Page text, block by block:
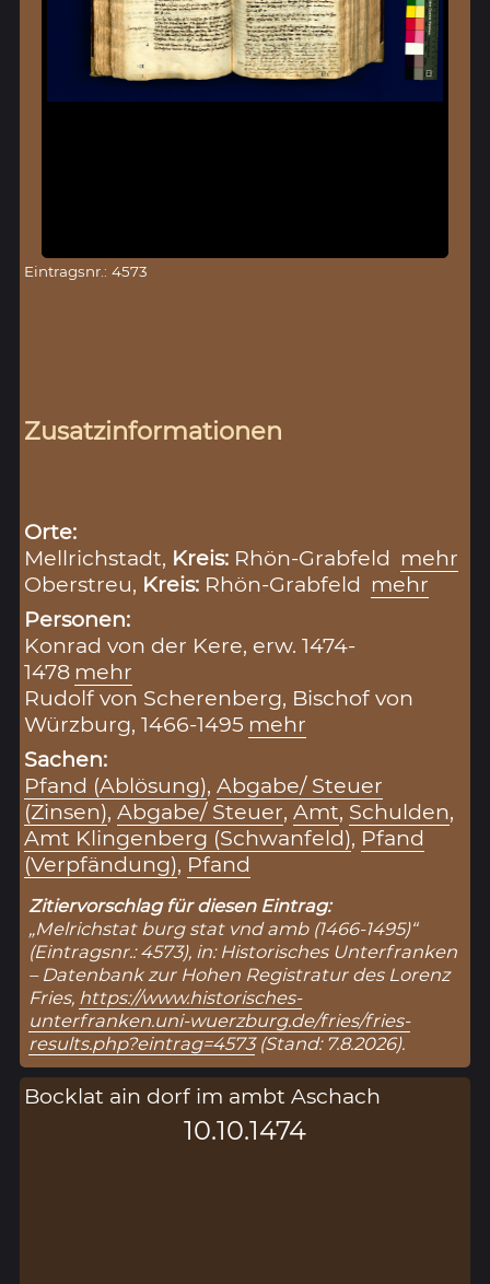
Eintragsnr.: 4573
Zusatzinformationen
Orte:
Mellrichstadt, Kreis: Rhön-Grabfeld mehr
Oberstreu, Kreis: Rhön-Grabfeld mehr
Personen:
Konrad von der Kere, erw. 1474-
1478 mehr
Rudolf von Scherenberg, Bischof von
Würzburg, 1466-1495 mehr
Sachen:
Pfand (Ablösung),Abgabe/ Steuer
(Zinsen),Abgabe/ Steuer,Amt, Schulden,
Amt Klingenberg (Schwanfeld), Pfand
(Verpfändung), Pfand
Zitiervorschlag für diesen Eintrag:
„Melrichstat burg stat vnd amb (1466-1495)“
(Eintragsnr.: 4573), in: Historisches Unterfranken
– Datenbank zur Hohen Registratur des Lorenz
Fries, https://www.historisches-
unterfranken.uni-wuerzburg.de/fries/fries-
results.php?eintrag=4573(Stand: 7.8.2026).
Bocklat ain dorf im ambt Aschach
10.10.1474